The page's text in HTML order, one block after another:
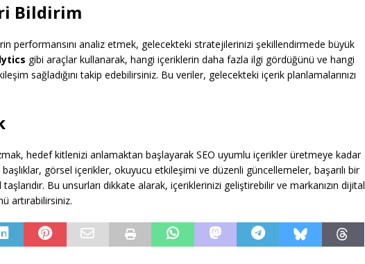
Bildirim
performansını analiz etmek, gelecekteki stratejilerinizi şekillendirmede büyük
gibi araçlar kullanarak, hangi içeriklerin daha fazla ilgi gördüğünü ve hangi
sağladığını takip edebilirsiniz. Bu veriler, gelecekteki içerik planlamalarınızı
hedef kitlenizi anlamaktan başlayarak SEO uyumlu içerikler üretmeye kadar
görsel içerikler, okuyucu etkileşimi ve düzenli güncellemeler, başarılı bir
Bu unsurları dikkate alarak, içeriklerinizi geliştirebilir ve markanızın dijital
artırabilirsiniz.